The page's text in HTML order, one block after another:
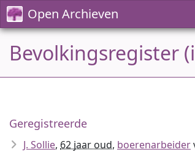
Open Archieven
Bevolkingsregister
Geregistreerde
J. Sollie, 62 jaar oud, boerenarbeider